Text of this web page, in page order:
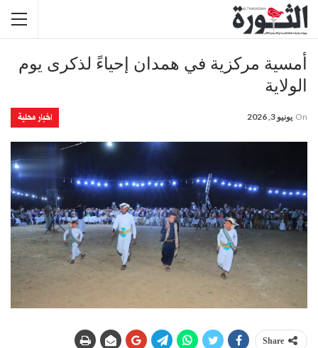
أمسية مركزية في همدان إحياءً لذكرى يوم
الولاية
اخبار محلية On يونيو 3, 2026
Share